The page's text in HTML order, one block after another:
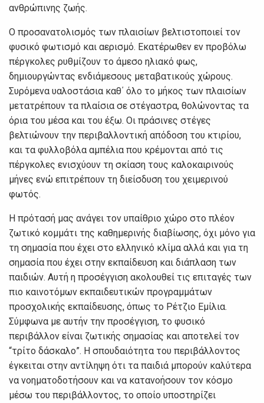
ανθρώπινης ζωής.
Ο προσανατολισμός των πλαισίων βελτιστοποιεί τον
φυσικό φωτισμό και αερισμό. Εκατέρωθεν εν προβόλω
πέργκολες ρυθμίζουν το άμεσο ηλιακό φως,
δημιουργώντας ενδιάμεσους μεταβατικούς χώρους.
Συρόμενα υαλοστάσια καθ΄ όλο το μήκος των πλαισίων
μετατρέπουν τα πλαίσια σε στέγαστρα, θολώνοντας τα
όρια του μέσα και του έξω. Οι πράσινες στέγες
βελτιώνουν την περιβαλλοντική απόδοση του κτιρίου,
και τα φυλλοβόλα αμπέλια που κρέμονται από τις
πέργκολες ενισχύουν τη σκίαση τους καλοκαιρινούς
μήνες ενώ επιτρέπουν τη διείσδυση του χειμερινού
φωτός.
Η πρότασή μας ανάγει τον υπαίθριο χώρο στο πλέον
ζωτικό κομμάτι της καθημερινής διαβίωσης, όχι μόνο για
τη σημασία που έχει στο ελληνικό κλίμα αλλά και για τη
σημασία που έχει στην εκπαίδευση και διάπλαση των
παιδιών. Αυτή η προσέγγιση ακολουθεί τις επιταγές των
πιο καινοτόμων εκπαιδευτικών προγραμμάτων
προσχολικής εκπαίδευσης, όπως το Ρέτζιο Εμίλια.
Σύμφωνα με αυτήν την προσέγγιση, το φυσικό
περιβάλλον είναι ζωτικής σημασίας και αποτελεί τον
“τρίτο δάσκαλο”. Η σπουδαιότητα του περιβάλλοντος
έγκειται στην αντίληψη ότι τα παιδιά μπορούν καλύτερα
να νοηματοδοτήσουν και να κατανοήσουν τον κόσμο
μέσω του περιβάλλοντος, το οποίο υποστηρίζει